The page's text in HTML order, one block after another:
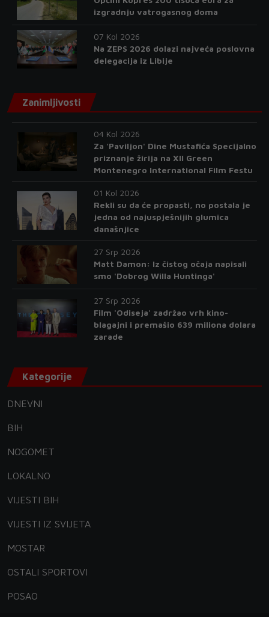
izgradnju vatrogasnog doma
07 Kol 2026
Na ZEPS 2026 dolazi najveća poslovna
delegacija iz Libije
Zanimljivosti
04 Kol 2026
Za 'Paviljon' Dine Mustafića Specijalno
priznanje žirija na XII Green
Montenegro International Film Festu
01 Kol 2026
Rekli su da će propasti, no postala je
jedna od najuspješnijih glumica
današnjice
27 Srp 2026
Matt Damon: Iz čistog očaja napisali
smo 'Dobrog Willa Huntinga'
27 Srp 2026
Film 'Odiseja' zadržao vrh kino-
blagajni i premašio 639 miliona dolara
zarade
Kategorije
DNEVNI
BIH
NOGOMET
LOKALNO
VIJESTI BIH
VIJESTI IZ SVIJETA
MOSTAR
OSTALI SPORTOVI
POSAO